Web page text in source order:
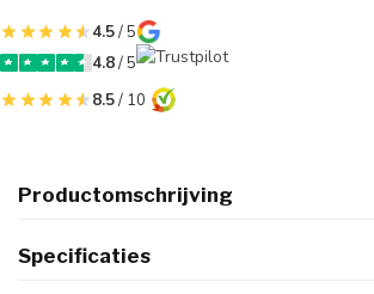
4.5/ 5
4.8/ 5
8.5/ 10
Productomschrijving
Specificaties